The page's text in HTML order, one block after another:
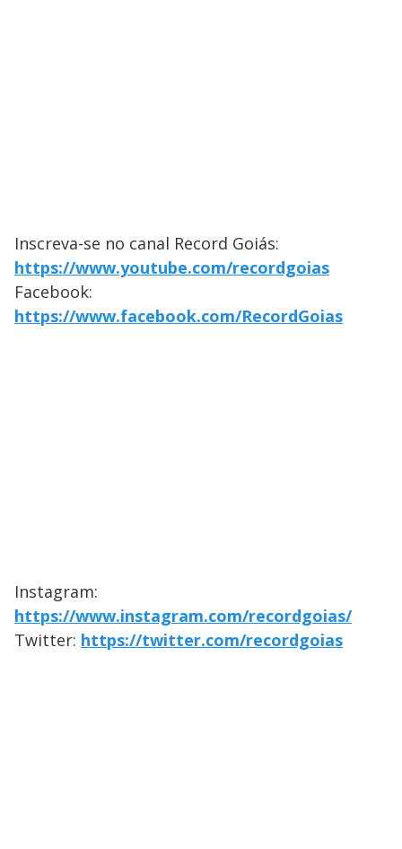
Inscreva-se no canal Record Goiás:
https://www.youtube.com/recordgoias
Facebook:
https://www.facebook.com/RecordGoias
Instagram:
https://www.instagram.com/recordgoias/
Twitter: https://twitter.com/recordgoias